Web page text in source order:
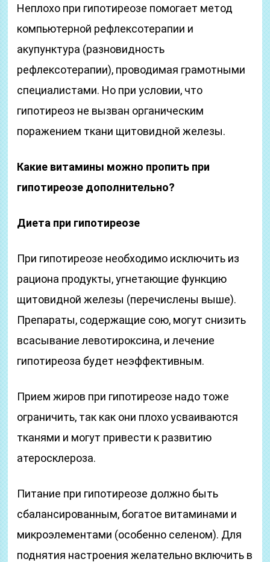
Неплохо при гипотиреозе помогает метод
компьютерной рефлексотерапии и
акупунктура (разновидность
рефлексотерапии), проводимая грамотными
специалистами. Но при условии, что
гипотиреоз не вызван органическим
поражением ткани щитовидной железы.
Какие витамины можно пропить при
гипотиреозе дополнительно?
Диета при гипотиреозе
При гипотиреозе необходимо исключить из
рациона продукты, угнетающие функцию
щитовидной железы (перечислены выше).
Препараты, содержащие сою, могут снизить
всасывание левотироксина, и лечение
гипотиреоза будет неэффективным.
Прием жиров при гипотиреозе надо тоже
ограничить, так как они плохо усваиваются
тканями и могут привести к развитию
атеросклероза.
Питание при гипотиреозе должно быть
сбалансированным, богатое витаминами и
микроэлементами (особенно селеном). Для
поднятия настроения желательно включить в